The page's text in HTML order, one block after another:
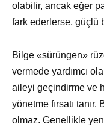
olabilir, ancak eğer
fark ederlerse, güçlü
Bilge «sürüngen»
vermede yardımcı
aileyi geçindirme ve
yönetme fırsatı
olmaz. Genellikle